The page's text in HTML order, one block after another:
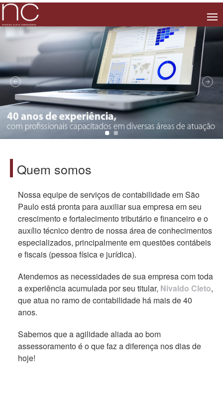
Quem somos
Nossa equipe de serviços de contabilidade em São
Paulo está pronta para auxiliar sua empresa em seu
crescimento e fortalecimento tributário e financeiro e o
auxílio técnico dentro de nossa área de conhecimentos
especializados, principalmente em questões contábeis
e fiscais (pessoa física e jurídica).
Atendemos as necessidades de sua empresa com toda
a experiência acumulada por seu titular, Nivaldo Cleto,
que atua no ramo de contabilidade há mais de 40
anos.
Sabemos que a agilidade aliada ao bom
assessoramento é o que faz a diferença nos dias de
hoje!